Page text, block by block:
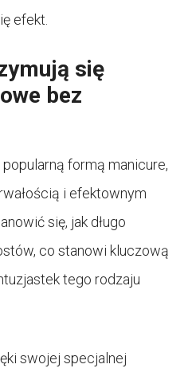
efekt.
się
bez
popularną formą manicure,
i efektownym
się, jak długo
co stanowi kluczową
tego rodzaju
swojej specjalnej